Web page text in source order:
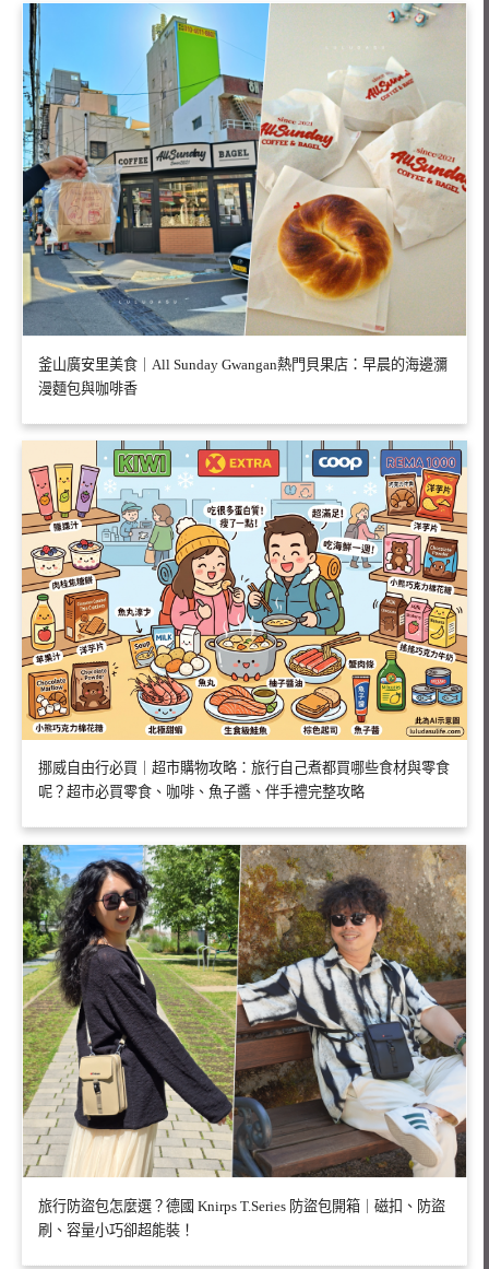
釜山廣安里美食｜All Sunday Gwangan熱門貝果店：早晨的海邊瀰
漫麵包與咖啡香
挪威自由行必買｜超市購物攻略：旅行自己煮都買哪些食材與零食
呢？超市必買零食、咖啡、魚子醬、伴手禮完整攻略
旅行防盜包怎麼選？德國 Knirps T.Series 防盜包開箱｜磁扣、防盜
刷、容量小巧卻超能裝！